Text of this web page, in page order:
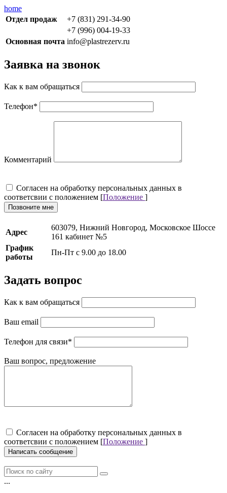
home
Отдел продаж
+7 (831) 291-34-90
+7 (996) 004-19-33
Основная почта info@plastrezerv.ru
Заявка на звонок
Как к вам обращаться
Телефон*
Комментарий
Cогласен на обработку персональных данных в
соответсвии с положением [Положение ]
Позвоните мне
Адрес
603079, Нижний Новгород, Московское Шоссе
161 кабинет №5
График
работы
Пн-Пт с 9.00 до 18.00
Задать вопрос
Как к вам обращаться
Ваш email
Телефон для связи*
Ваш вопрос, предложение
Cогласен на обработку персональных данных в
соответсвии с положением [Положение ]
Написать сообщение
...